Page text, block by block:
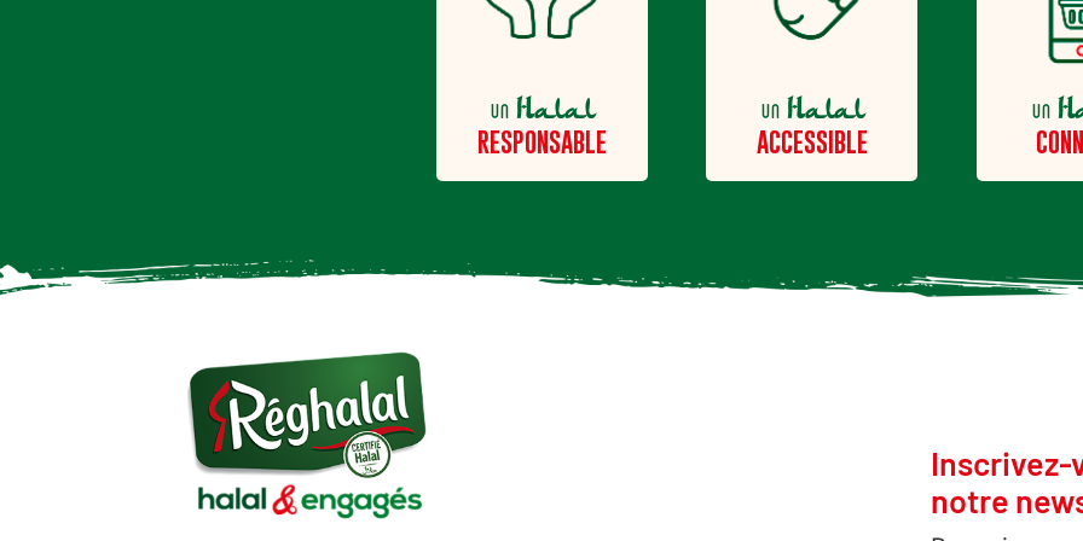
un Halal
RESPONSABLE
un Halal
ACCESSIBLE
un
Inscrivez-
notre